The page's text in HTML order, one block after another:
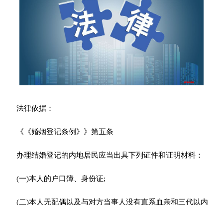
法律依据：
《《婚姻登记条例》》第五条
办理结婚登记的内地居民应当出具下列证件和证明材料：
(一)本人的户口簿、身份证;
(二)本人无配偶以及与对方当事人没有直系血亲和三代以内